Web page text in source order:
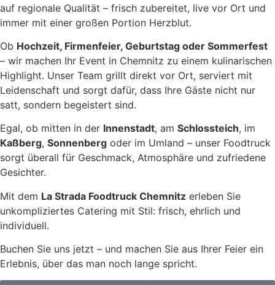
auf regionale Qualität – frisch zubereitet, live vor Ort und
immer mit einer großen Portion Herzblut.
Ob Hochzeit, Firmenfeier, Geburtstag oder Sommerfest
– wir machen Ihr Event in Chemnitz zu einem kulinarischen
Highlight. Unser Team grillt direkt vor Ort, serviert mit
Leidenschaft und sorgt dafür, dass Ihre Gäste nicht nur
satt, sondern begeistert sind.
Egal, ob mitten in der Innenstadt, am Schlossteich, im
Kaßberg, Sonnenberg oder im Umland – unser Foodtruck
sorgt überall für Geschmack, Atmosphäre und zufriedene
Gesichter.
Mit dem La Strada Foodtruck Chemnitz erleben Sie
unkompliziertes Catering mit Stil: frisch, ehrlich und
individuell.
Buchen Sie uns jetzt – und machen Sie aus Ihrer Feier ein
Erlebnis, über das man noch lange spricht.